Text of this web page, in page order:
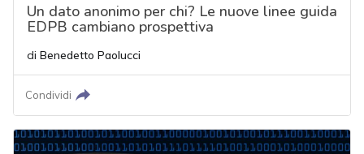
Un dato anonimo per chi? Le nuove linee guida
EDPB cambiano prospettiva
di Benedetto Paolucci
Condividi